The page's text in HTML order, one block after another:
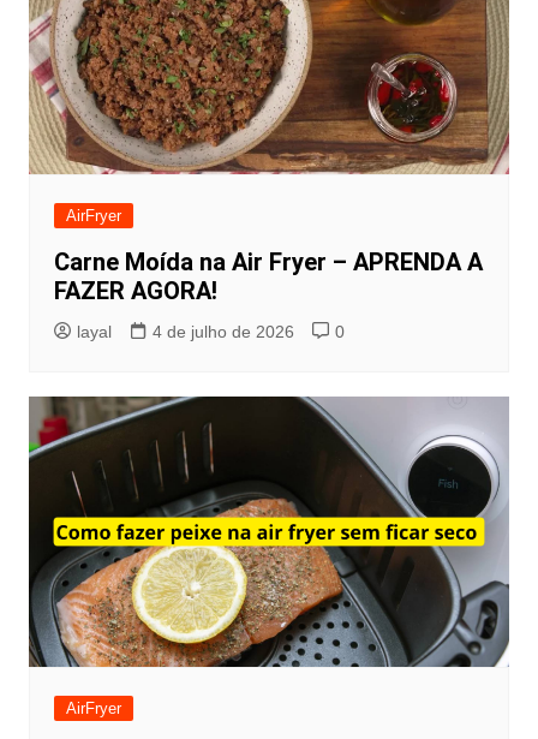
AirFryer
Carne Moída na Air Fryer – APRENDA A
FAZER AGORA!
layal 4 de julho de 2026 0
AirFryer